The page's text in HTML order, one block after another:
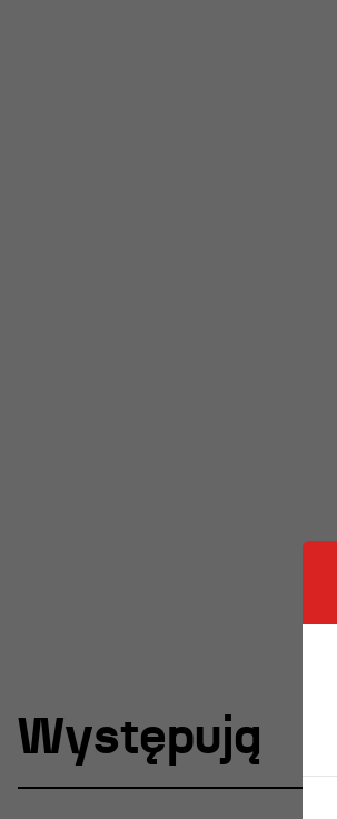
Występują